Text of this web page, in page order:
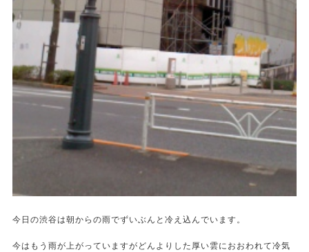
今日の渋谷は朝からの雨でずいぶんと冷え込んでいます。
今はもう雨が上がっていますがどんよりした厚い雲におおわれて冷気